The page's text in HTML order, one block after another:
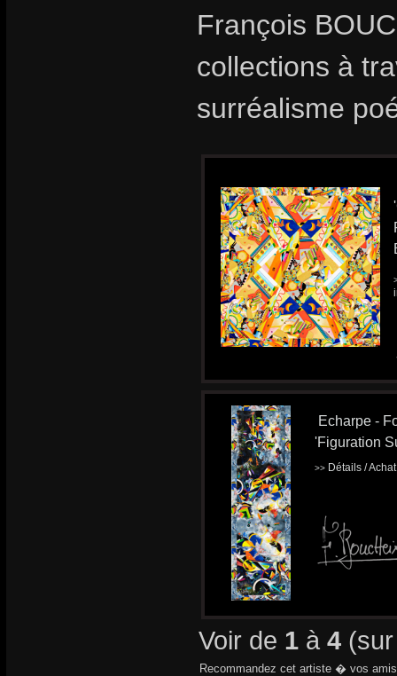
François
collections à
surréalisme
Echarpe -
'Figuration
>> Détails /
Voir de 1 à 4
Recommandez cet artiste � vos